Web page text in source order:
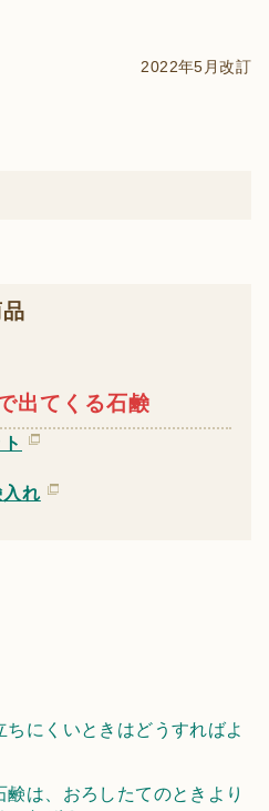
2022年5月改訂
出てくる石鹸
れ
にくいときはどうすればよ
は、おろしたてのときより